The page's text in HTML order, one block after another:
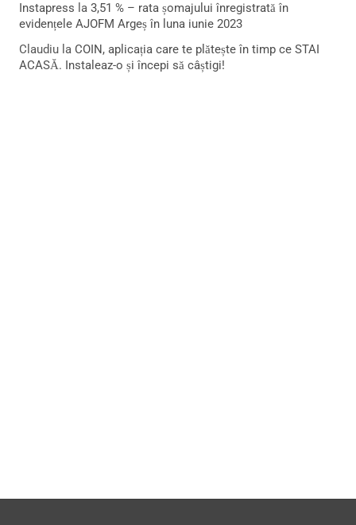
Instapress la 3,51 % – rata șomajului înregistrată în
evidențele AJOFM Argeș în luna iunie 2023
Claudiu la COIN, aplicația care te plătește în timp ce STAI
ACASĂ. Instaleaz-o și începi să câștigi!